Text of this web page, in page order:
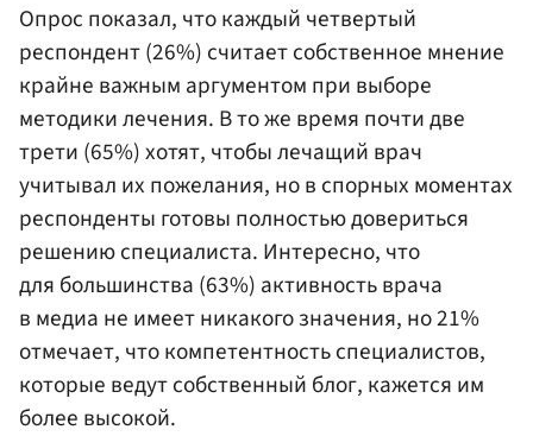
Опрос показал, что каждый четвертый
респондент (26%) считает собственное мнение
крайне важным аргументом при выборе
методики лечения. В то же время почти две
трети (65%) хотят, чтобы лечащий врач
учитывал их пожелания, но в спорных моментах
респонденты готовы полностью довериться
решению специалиста. Интересно, что
для большинства (63%) активность врача
в медиа не имеет никакого значения, но 21%
отмечает, что компетентность специалистов,
которые ведут собственный блог, кажется им
более высокой.